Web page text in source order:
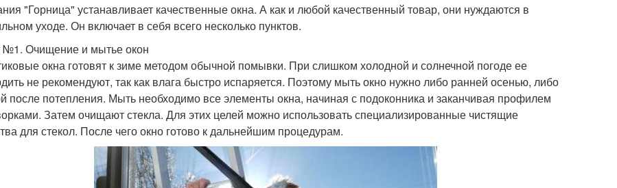
"Горница" устанавливает качественные окна. А как и любой качественный товар, они нуждаются в
уходе. Он включает в себя всего несколько пунктов.
№1. Очищение и мытье окон
окна готовят к зиме методом обычной помывки. При слишком холодной и солнечной погоде ее
не рекомендуют, так как влага быстро испаряется. Поэтому мыть окно нужно либо ранней осенью, либо
после потепления. Мыть необходимо все элементы окна, начиная с подоконника и заканчивая профилем
Затем очищают стекла. Для этих целей можно использовать специализированные чистящие
для стекол. После чего окно готово к дальнейшим процедурам.